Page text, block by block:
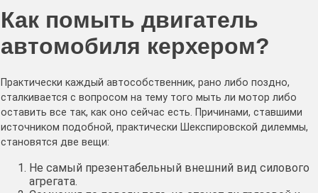
Как помыть двигатель
автомобиля керхером?
Практически каждый автособственник, рано либо поздно,
сталкивается с вопросом на тему того мыть ли мотор либо
оставить все так, как оно сейчас есть. Причинами, ставшими
источником подобной, практически Шекспировской дилеммы,
становятся две вещи:
Не самый презентабельный внешний вид силового
агрегата.